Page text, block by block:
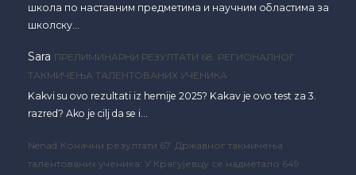
школа по наставним предметима и научним областима за
школску…
Sara ПРЕЛИМИНАРНИ РЕЗУЛТАТИ 68. РЕГИОНАЛНОГ
ТАКМИЧЕЊА ТАЛЕНТОВАНИХ УЧЕНИКА
Kakvi su ovo rezultati iz hemije 2025? Kakav je ovo test za 3.
razred? Ako je cilj da se i…
Nenad Коначни резултати 67. Државног такмичења
талентованих ученика: У Крагујевцу се надметало 649